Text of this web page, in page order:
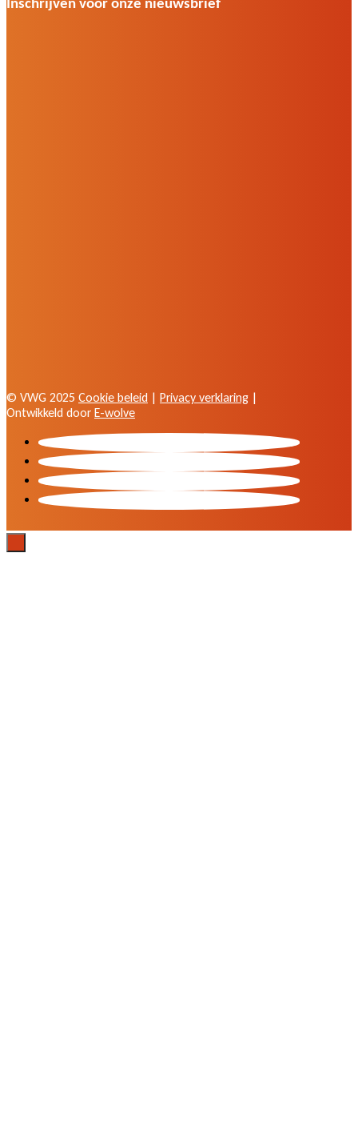
Inschrijven voor onze nieuwsbrief
© VWG 2025 Cookie beleid | Privacy verklaring |
Ontwikkeld door E-wolve